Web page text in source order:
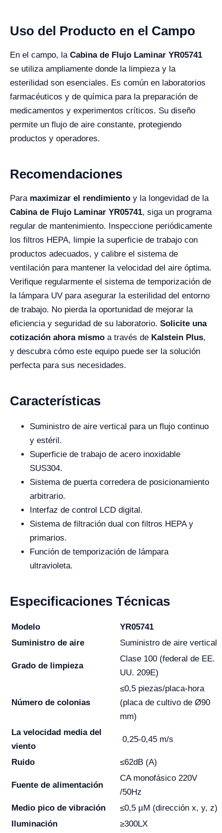
Uso del Producto en el Campo
En el campo, la Cabina de Flujo Laminar YR05741
se utiliza ampliamente donde la limpieza y la
esterilidad son esenciales. Es común en laboratorios
farmacéuticos y de química para la preparación de
medicamentos y experimentos críticos. Su diseño
permite un flujo de aire constante, protegiendo
productos y operadores.
Recomendaciones
Para maximizar el rendimiento y la longevidad de la
Cabina de Flujo Laminar YR05741, siga un programa
regular de mantenimiento. Inspeccione periódicamente
los filtros HEPA, limpie la superficie de trabajo con
productos adecuados, y calibre el sistema de
ventilación para mantener la velocidad del aire óptima.
Verifique regularmente el sistema de temporización de
la lámpara UV para asegurar la esterilidad del entorno
de trabajo. No pierda la oportunidad de mejorar la
eficiencia y seguridad de su laboratorio. Solicite una
cotización ahora mismo a través de Kalstein Plus,
y descubra cómo este equipo puede ser la solución
perfecta para sus necesidades.
Características
Suministro de aire vertical para un flujo continuo
y estéril.
Superficie de trabajo de acero inoxidable
SUS304.
Sistema de puerta corredera de posicionamiento
arbitrario.
Interfaz de control LCD digital.
Sistema de filtración dual con filtros HEPA y
primarios.
Función de temporización de lámpara
ultravioleta.
Especificaciones Técnicas
Modelo
YR05741
Suministro de aire
Suministro de aire vertical
Grado de limpieza
Clase 100 (federal de EE.
UU. 209E)
Número de colonias
≤0,5 piezas/placa-hora
(placa de cultivo de Ø90
mm)
La velocidad media del
viento
0,25-0,45 m/s
Ruido ≤62dB (A)
Fuente de alimentación
CA monofásico 220V
/50Hz
Medio pico de vibración
≤0,5 µM (dirección x, y, z)
Iluminación
≥300LX